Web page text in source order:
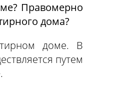
Правомерно
дома?
доме. В
путем